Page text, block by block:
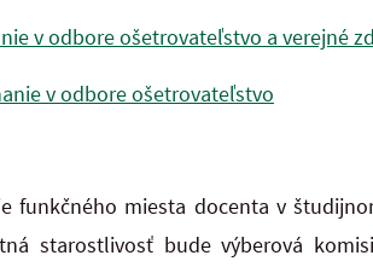
v odbore ošetrovateľstvo a verejné
v odbore ošetrovateľstvo
funkčného miesta docenta v
starostlivosť bude výberová